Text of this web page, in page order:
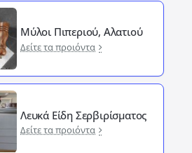
Μύλοι Πιπεριού, Αλατιού
Δείτε τα προιόντα
Λευκά Είδη Σερβιρίσματος
Δείτε τα προιόντα